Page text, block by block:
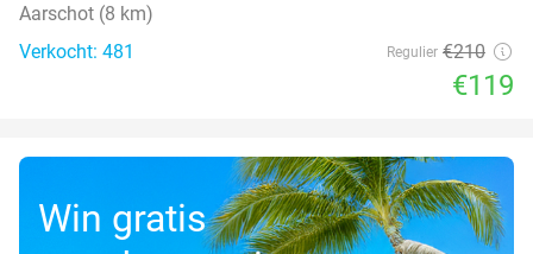
Aarschot (8 km)
Verkocht: 481
Regulier €210
€119
Win gratis